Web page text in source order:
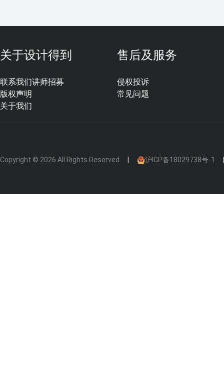
关于设计得到
联系我们
版权声明
关于我们
讲师招募
售后及服务
侵权投诉
常见问题
Copyright © 2026 All Rights Reserved 沪ICP备18029738号-1